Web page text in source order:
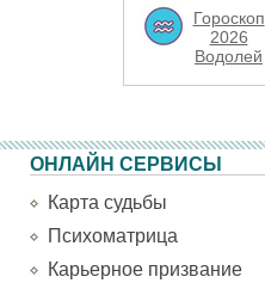
Гороскоп
2026
Водолей
ОНЛАЙН СЕРВИСЫ
Карта судьбы
Психоматрица
Карьерное призвание